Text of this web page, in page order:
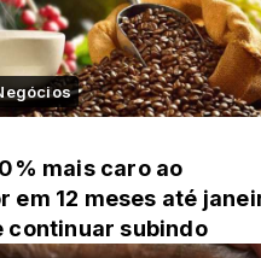
mais caro ao
em 12 meses até
continuar subindo